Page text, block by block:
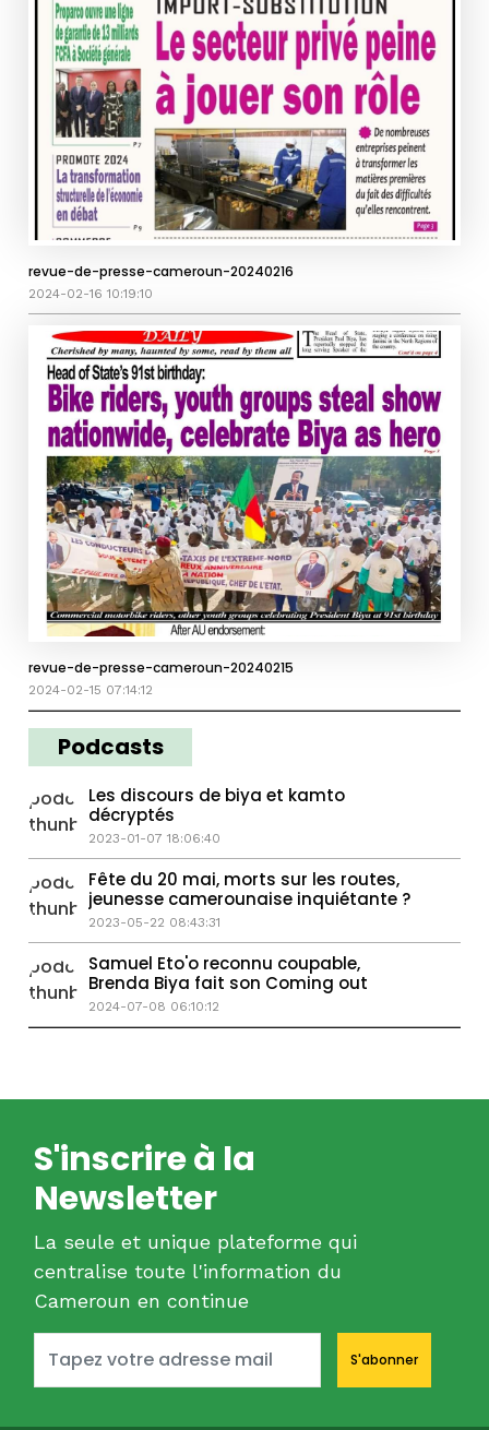
revue-de-presse-cameroun-20240216
2024-02-16 10:19:10
revue-de-presse-cameroun-20240215
2024-02-15 07:14:12
Podcasts
Les discours de biya et kamto
décryptés
2023-01-07 18:06:40
Fête du 20 mai, morts sur les routes,
jeunesse camerounaise inquiétante ?
2023-05-22 08:43:31
Samuel Eto'o reconnu coupable,
Brenda Biya fait son Coming out
2024-07-08 06:10:12
S'inscrire à la
Newsletter
La seule et unique plateforme qui
centralise toute l'information du
Cameroun en continue
S'abonner